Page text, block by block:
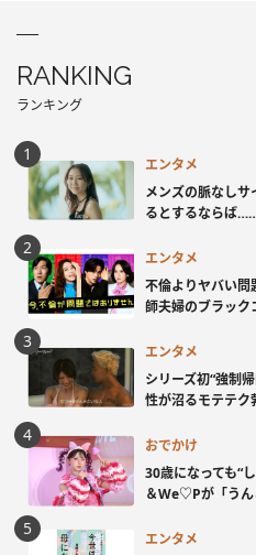
RANKING
ランキング
エンタメ
メンズの脈なし
るとするならば
エンタメ
不倫よりヤバい
師夫婦のブラック
エンタメ
シリーズ初“強制
性が沼るモテテク
おでかけ
30歳になっても“
＆We♡Pが「うん
エンタメ